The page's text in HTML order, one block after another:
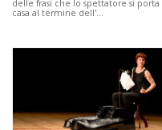
delle frasi che lo spettatore si porta
casa al termine dell'…